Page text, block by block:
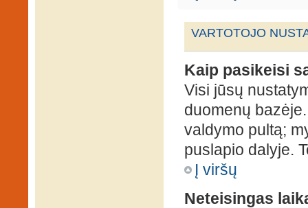
VARTOTOJO
Kaip pasikeisi
Visi jūsų
duomenų
valdymo pultą;
puslapio dalyje.
Į viršų
Neteisingas